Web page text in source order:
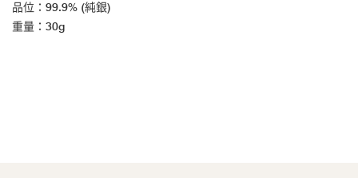
品位：99.9% (純銀)
重量：30g